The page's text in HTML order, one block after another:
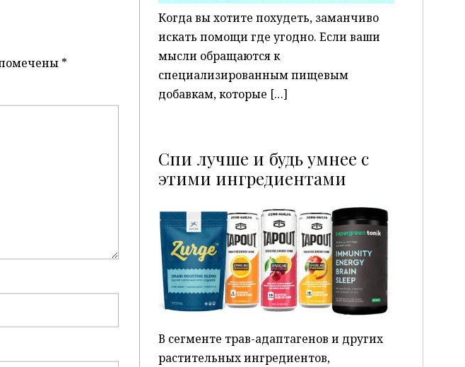
*
Когда вы хотите похудеть, заманчиво
искать помощи где угодно. Если ваши
мысли обращаются к
специализированным пищевым
добавкам, которые […]
Спи лучше и будь умнее с
этими ингредиентами
P
В сегменте трав-адаптагенов и других
растительных ингредиентов,